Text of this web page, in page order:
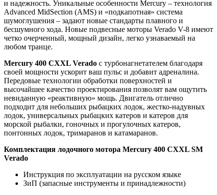
и надежность. Уникальные особенности Mercury – технология
Advanced MidSection (AMS) и «подкапотная» система
шумоглушения – задают новые стандарты плавного и
бесшумного хода. Новые подвесные моторы Verado V-8 имеют
четко очерченный, мощный дизайн, легко узнаваемый на
любом транце.
Mercury 400 CXXL Verado с турбонагнетателем благодаря
своей мощности ускорит ваш пульс и добавит адреналина.
Передовые технологии обработки поверхностей и
высочайшее качество проектирования позволят вам ощутить
невиданную «реактивную» мощь. Двигатель отлично
подходит для небольших рыбацких лодок, жестко-надувных
лодок, универсальных рыбацких катеров и катеров для
морской рыбалки, гоночных и прогулочных катеров,
понтонных лодок, тримаранов и катамаранов.
Комплектация лодочного мотора Mercury 400 CXXL SM
Verado
Инструкция по эксплуатации на русском языке
ЗиП (запасные инструменты и принадлежности)